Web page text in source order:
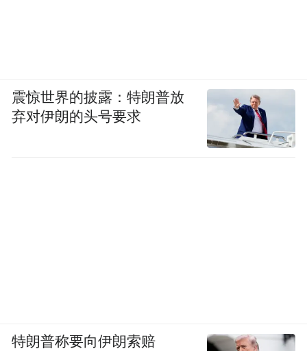
震惊世界的披露：特朗普放
弃对伊朗的头号要求
特朗普称要向伊朗索赔